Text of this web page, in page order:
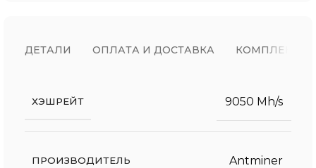
ДЕТАЛИ ОПЛАТА И ДОСТАВКА КОМПЛЕКТ
ХЭШРЕЙТ 9050 Mh/s
ПРОИЗВОДИТЕЛЬ Antminer